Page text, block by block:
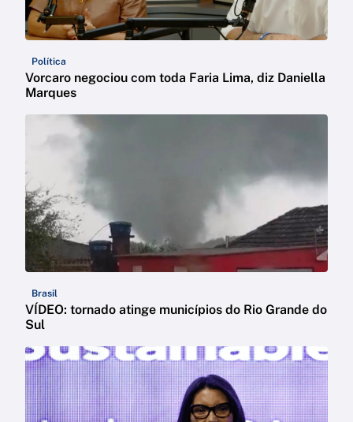
Política
Vorcaro negociou com toda Faria Lima, diz Daniella
Marques
Brasil
VÍDEO: tornado atinge municípios do Rio Grande do
Sul